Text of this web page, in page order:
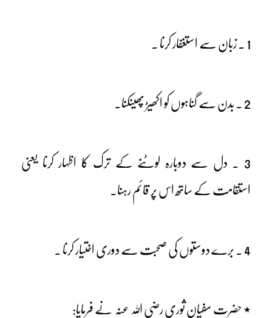
1 ۔ زبان سے استغفار کرنا ۔
2 ۔ بدن سے گناہوں کو اکھیڑ پھینکنا۔
3 ۔ دل سے دوبارہ لوٹنے کے ترک کا اظہار کرنا یعنی
استقامت کے ساتھ اس پر قائم رہنا۔
4 ۔ برے دوستوں کی صحبت سے دوری اختیار کرنا ۔
٭ حضرت سفیان ثوری رضی اللہ عنہ نے فرمایا: